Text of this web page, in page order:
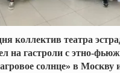
коллектив театра
на гастроли с этно-
солнце» в Москву